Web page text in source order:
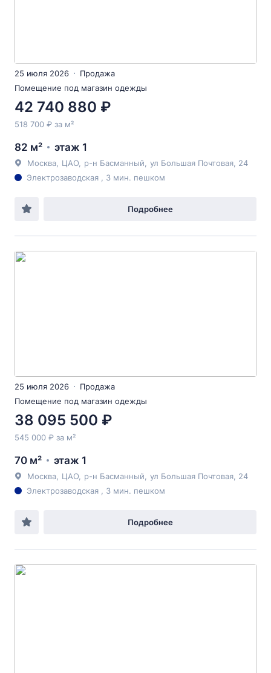
25 июля 2026
Продажа
Помещение под магазин одежды
42 740 880 ₽
518 700 ₽ за м²
82 м² этаж 1
Москва ЦАО р-н Басманный ул Большая Почтовая , 24
Электрозаводская , 3 мин. пешком
Подробнее
25 июля 2026
Продажа
Помещение под магазин одежды
38 095 500 ₽
545 000 ₽ за м²
70 м² этаж 1
Москва ЦАО р-н Басманный ул Большая Почтовая , 24
Электрозаводская , 3 мин. пешком
Подробнее